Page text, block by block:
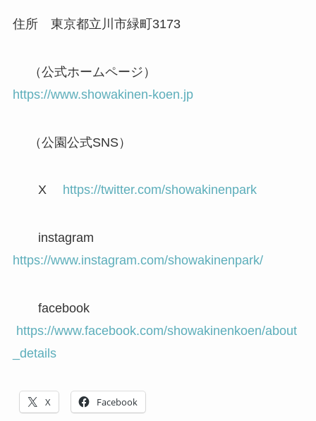
住所 東京都立川市緑町3173
（公式ホームページ）
https://www.showakinen-koen.jp
（公園公式SNS）
X https://twitter.com/showakinenpark
instagram
https://www.instagram.com/showakinenpark/
facebook
https://www.facebook.com/showakinenkoen/about
_details
X Facebook